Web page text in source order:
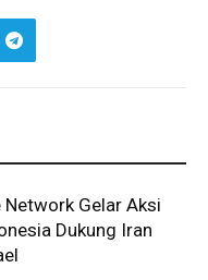
Network Gelar Aksi
Dukung Iran